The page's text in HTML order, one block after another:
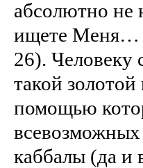
абсолютно не
ищете Меня…
26). Человеку
такой
помощью
всевозможных
каббалы (да и